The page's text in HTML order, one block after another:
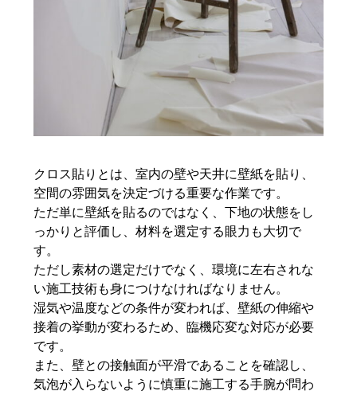
クロス貼りとは、室内の壁や天井に壁紙を貼り、
空間の雰囲気を決定づける重要な作業です。
ただ単に壁紙を貼るのではなく、下地の状態をし
っかりと評価し、材料を選定する眼力も大切で
す。
ただし素材の選定だけでなく、環境に左右されな
い施工技術も身につけなければなりません。
湿気や温度などの条件が変われば、壁紙の伸縮や
接着の挙動が変わるため、臨機応変な対応が必要
です。
また、壁との接触面が平滑であることを確認し、
気泡が入らないように慎重に施工する手腕が問わ